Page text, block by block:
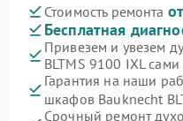
Стоимость ремонта
Бесплатная
Привезем и увезем
BLTMS 9100 IXL сами
Гарантия на наши
шкафов Bauknecht
Срочный ремонт